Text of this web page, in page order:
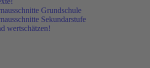
Grundschule
Sekundarstufe
wertschätzen!